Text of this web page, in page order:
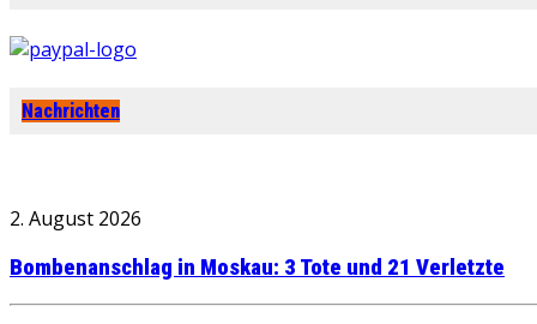
Nachrichten
2. August 2026
Bombenanschlag in Moskau: 3 Tote und 21 Verletzte